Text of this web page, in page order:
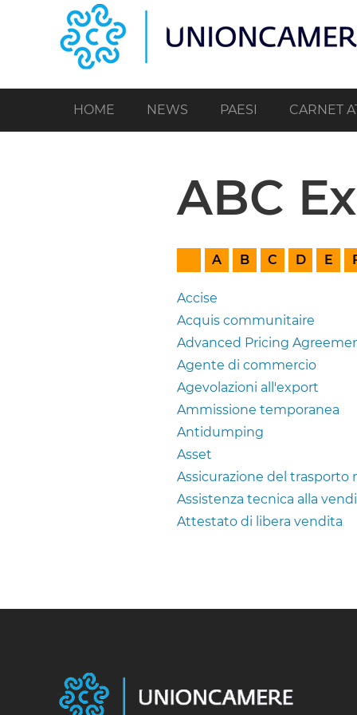
contenuto
principale
HOME NEWS PAESI CARNET
ABC
|
A
(11)
|
B
(6)
|
C
(22)
|
D
(7)
|
E
(4)
Accise
Acquis communitaire
Advanced Pricing
Agente di commercio
Agevolazioni all'export
Ammissione temporanea
Antidumping
Asset
Assicurazione del trasporto
Assistenza tecnica alla
Attestato di libera vendita